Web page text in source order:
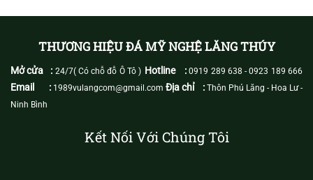
THƯƠNG HIỆU ĐÁ MỸ NGHỆ LĂNG THÚY
Mở cửa : 24/7( Có chỗ đỗ Ô Tô ) Hotline : 0919 289 638 -0923 189 666
Email : 1989vulangcom@gmail.com Địa chỉ : Thôn Phú Lăng - Hoa Lư -
Ninh Bình
Kết Nối Với Chúng Tôi